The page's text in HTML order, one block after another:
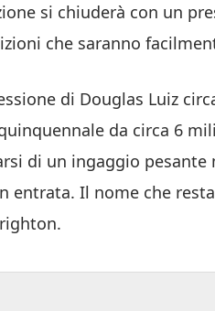
si chiuderà con un
che saranno
di Douglas Luiz
da circa 6
di un ingaggio pesante
entrata. Il nome che